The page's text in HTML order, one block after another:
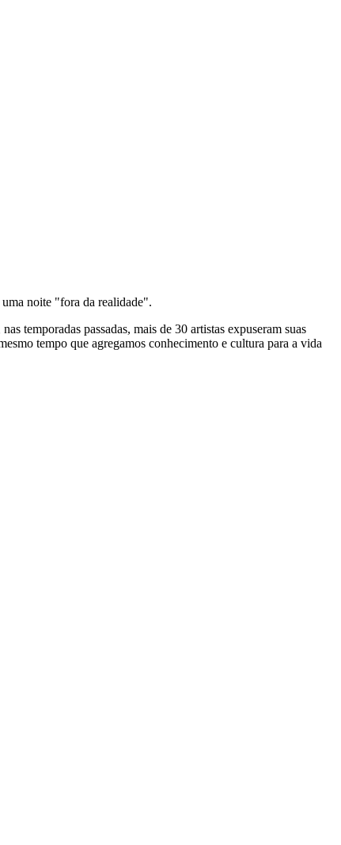
noite "fora da realidade".
temporadas passadas, mais de 30 artistas expuseram suas
tempo que agregamos conhecimento e cultura para a vida